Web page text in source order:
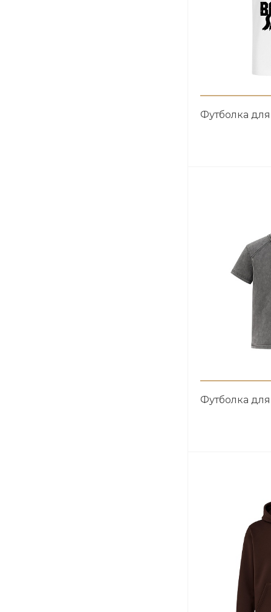
Футболка
Футболка